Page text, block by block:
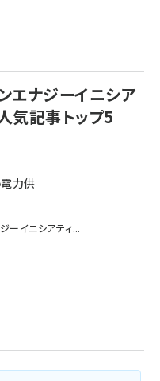
エナジーイニシア
気記事トップ5
力供
イニシアティ...